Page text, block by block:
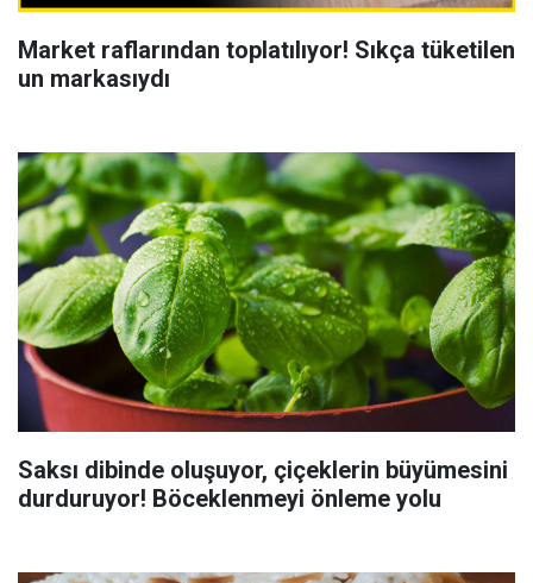
Market raflarından toplatılıyor! Sıkça tüketilen
un markasıydı
Saksı dibinde oluşuyor, çiçeklerin büyümesini
durduruyor! Böceklenmeyi önleme yolu